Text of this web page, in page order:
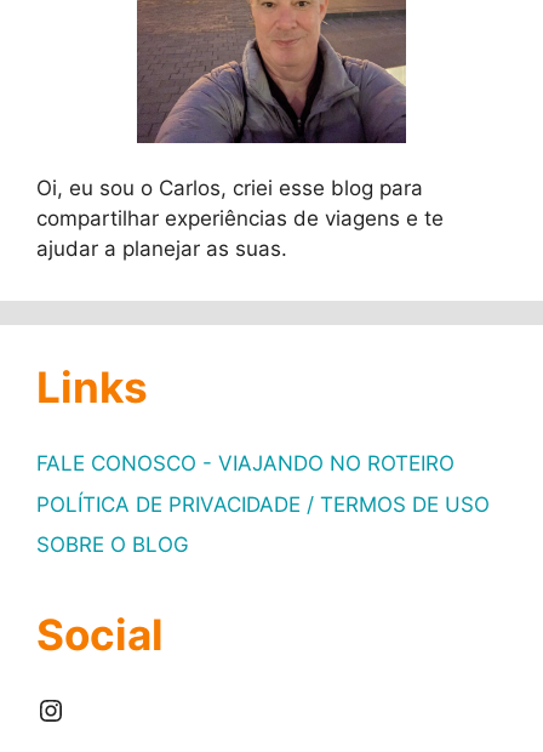
Oi, eu sou o Carlos, criei esse blog para
compartilhar experiências de viagens e te
ajudar a planejar as suas.
Links
FALE CONOSCO - VIAJANDO NO ROTEIRO
POLÍTICA DE PRIVACIDADE / TERMOS DE USO
SOBRE O BLOG
Social
Instagram